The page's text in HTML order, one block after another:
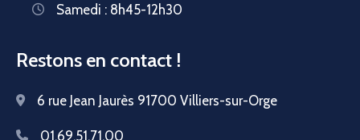
Samedi : 8h45-12h30
Restons en contact !
6 rue Jean Jaurès 91700 Villiers-sur-Orge
01.69.51.71.00